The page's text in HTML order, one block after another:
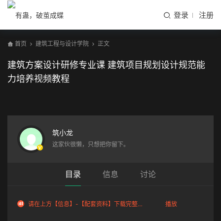
登录 注册
首页 建筑工程与设计学院 正文
建筑方案设计研修专业课 建筑项目规划设计规范能
力培养视频教程
筑小龙
这家伙很懒，只想把你留下。
目录 信息 讨论
请在上方【信息】-【配套资料】下载完整视频 播放